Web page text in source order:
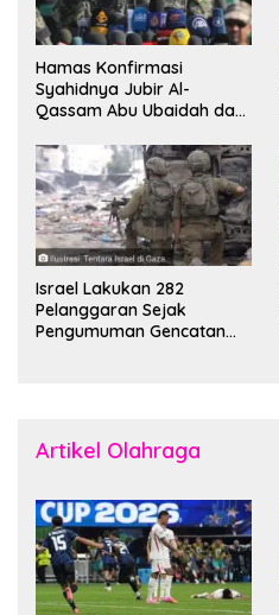
Hamas Konfirmasi
Syahidnya Jubir Al-
Qassam Abu Ubaidah dan
Sinwar
Israel Lakukan 282
Pelanggaran Sejak
Pengumuman Gencatan
Artikel Olahraga